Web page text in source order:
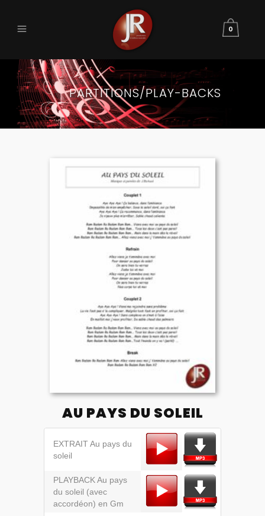
0
PARTITIONS/PLAY-BACKS
AU PAYS DU SOLEIL
EXTRAIT Au pays du
soleil
PLAYBACK Au pays
du soleil (avec
accordéon) en Gm